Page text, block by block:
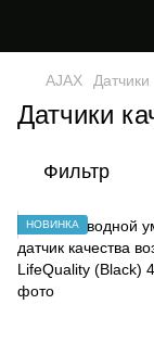
AJAX Датчики
Датчики
Фильтр
НОВИНКА